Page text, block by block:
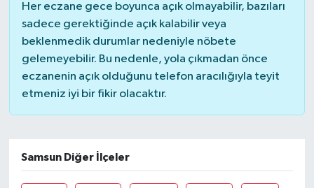
Her eczane gece boyunca açık olmayabilir, bazıları
sadece gerektiğinde açık kalabilir veya
beklenmedik durumlar nedeniyle nöbete
gelemeyebilir. Bu nedenle, yola çıkmadan önce
eczanenin açık olduğunu telefon aracılığıyla teyit
etmeniz iyi bir fikir olacaktır.
Samsun Diğer İlçeler